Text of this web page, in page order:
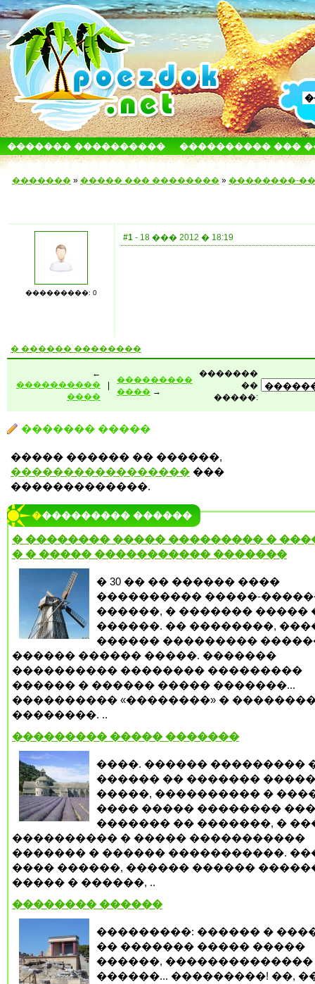
������� ����������
���������� ���
������������� ������
����� � ����
������� » ����� ��� �������� » ��������-
���������: 0
#1 - 18 ��� 2012 � 18:19
� ������ ��������
←
����������
����
���������
���� →
�������
��
�����:
������� �����
����� ������ �� ������,
����������������� ���
�������������.
���������� ������
� �������� ����� ��������� �
� � ����� ����������� �������
� 30 �� �� ������ ����
���������� �����-
������, � ������� �����
������. �� ��������,
������ ���������
������ ������ �����. �������
���������� �������� ���������
������ � ������ ����� �������...
���������� «��������» �
��������. ..
��������� ����� �������
����. ������ ���������
������ �� �������
�����, ���������� �
���� ����� ��������
������� �� �������, �
���������� � ����� �����������
������� � ������ �����������.
���� ������, ������ ������
����� � ������, ..
�������� ������
���������: ������ �
�� ������� ����� �����
������, ��������������
������... ���������! ��,